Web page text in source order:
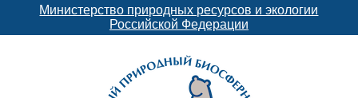
Министерство природных ресурсов и экологии
Российской Федерации